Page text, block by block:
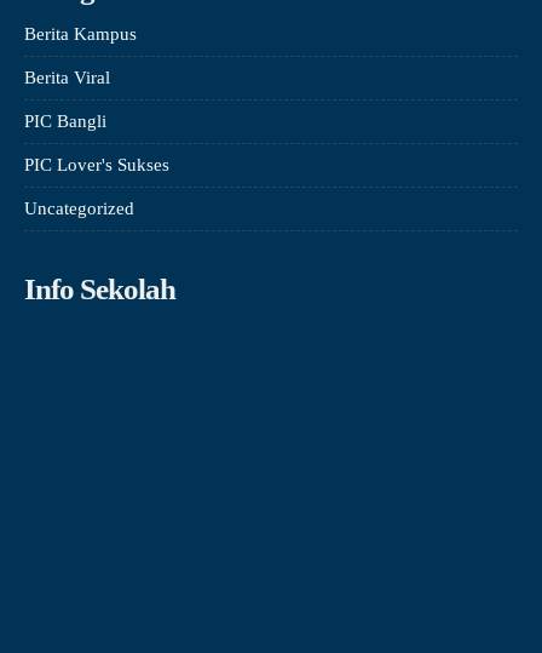
Berita Kampus
Berita Viral
PIC Bangli
PIC Lover's Sukses
Uncategorized
Info Sekolah